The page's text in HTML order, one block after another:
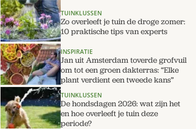
TUINKLUSSEN
Zo overleeft je tuin de droge zomer:
10 praktische tips van experts
INSPIRATIE
Jan uit Amsterdam toverde grofvuil
om tot een groen dakterras: “Elke
plant verdient een tweede kans”
TUINKLUSSEN
De hondsdagen 2026: wat zijn het
en hoe overleeft je tuin deze
periode?